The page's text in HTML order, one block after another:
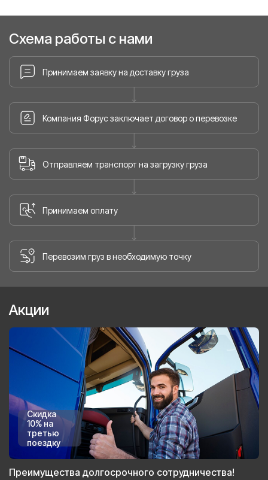
Схема работы с нами
Принимаем заявку на доставку груза
Компания Форус заключает договор о перевозке
Отправляем транспорт на загрузку груза
Принимаем оплату
Перевозим груз в необходимую точку
Акции
Скидка
10% на
третью
поездку
Преимущества долгосрочного сотрудничества!